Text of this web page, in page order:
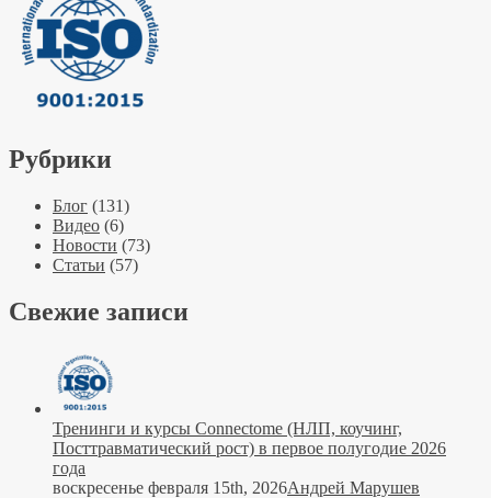
Рубрики
Блог (131)
Видео (6)
Новости (73)
Статьи (57)
Свежие записи
Тренинги и курсы Connectome (НЛП, коучинг,
Посттравматический рост) в первое полугодие 2026
года
воскресенье февраля 15th, 2026Андрей Марушев